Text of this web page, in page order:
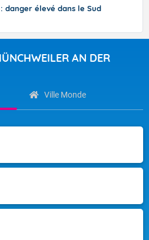
danger élevé dans le Sud
AN DER
Ville Monde